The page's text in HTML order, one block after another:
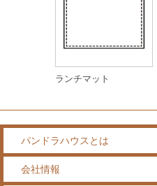
ランチマット
パンドラハウスとは
会社情報